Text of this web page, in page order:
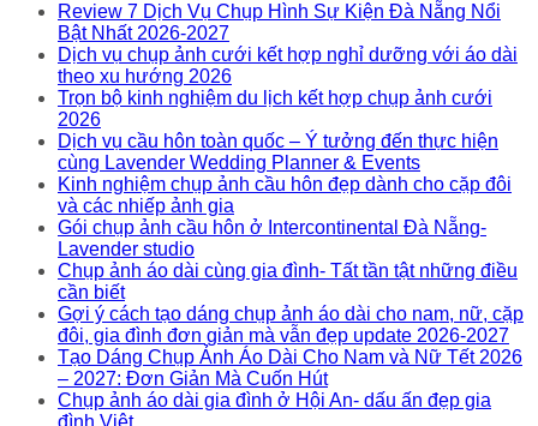
Review 7 Dịch Vụ Chụp Hình Sự Kiện Đà Nẵng Nổi
Bật Nhất 2026-2027
Dịch vụ chụp ảnh cưới kết hợp nghỉ dưỡng với áo dài
theo xu hướng 2026
Trọn bộ kinh nghiệm du lịch kết hợp chụp ảnh cưới
2026
Dịch vụ cầu hôn toàn quốc – Ý tưởng đến thực hiện
cùng Lavender Wedding Planner & Events
Kinh nghiệm chụp ảnh cầu hôn đẹp dành cho cặp đôi
và các nhiếp ảnh gia
Gói chụp ảnh cầu hôn ở Intercontinental Đà Nẵng-
Lavender studio
Chụp ảnh áo dài cùng gia đình- Tất tần tật những điều
cần biết
Gợi ý cách tạo dáng chụp ảnh áo dài cho nam, nữ, cặp
đôi, gia đình đơn giản mà vẫn đẹp update 2026-2027
Tạo Dáng Chụp Ảnh Áo Dài Cho Nam và Nữ Tết 2026
– 2027: Đơn Giản Mà Cuốn Hút
Chụp ảnh áo dài gia đình ở Hội An- dấu ấn đẹp gia